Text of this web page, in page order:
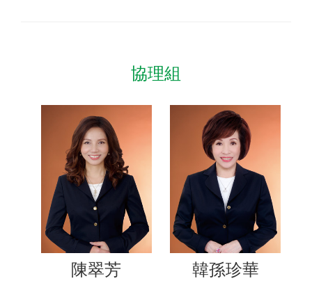
協理組
陳翠芳 韓孫珍華